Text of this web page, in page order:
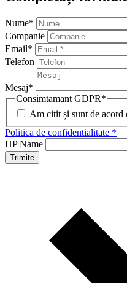
Nume*
Companie
Email*
Telefon
Mesaj*
Consimtamant GDPR*
Am citit și sunt de
Politica de confidentialitate *
HP Name
Trimite